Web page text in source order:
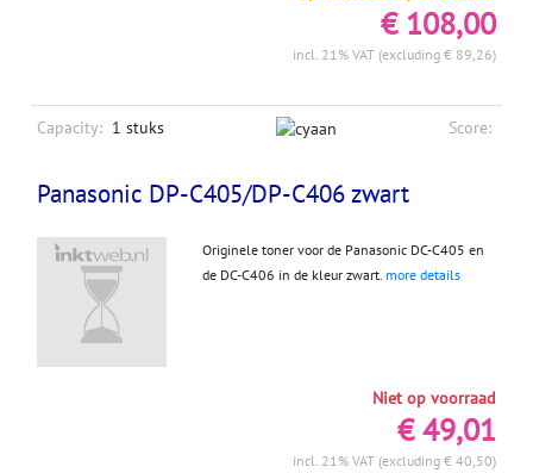
€ 108,00
incl. 21% VAT (excluding € 89,26)
Capacity: 1 stuks Score:
Panasonic DP-C405/DP-C406 zwart
Originele toner voor de Panasonic DC-C405 en
de DC-C406 in de kleur zwart. more details
Niet op voorraad
€ 49,01
incl. 21% VAT (excluding € 40,50)